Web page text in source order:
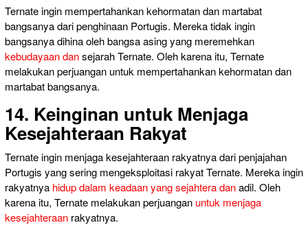
Ternate ingin mempertahankan kehormatan dan martabat
bangsanya dari penghinaan Portugis. Mereka tidak ingin
bangsanya dihina oleh bangsa asing yang meremehkan
kebudayaan dansejarah Ternate. Oleh karena itu, Ternate
melakukan perjuangan untuk mempertahankan kehormatan dan
martabat bangsanya.
14. Keinginan untuk Menjaga
Kesejahteraan Rakyat
Ternate ingin menjaga kesejahteraan rakyatnya dari penjajahan
Portugis yang sering mengeksploitasi rakyat Ternate. Mereka ingin
rakyatnya hidup dalam keadaan yang sejahtera danadil. Oleh
karena itu, Ternate melakukan perjuangan untuk menjaga
kesejahteraan rakyatnya.